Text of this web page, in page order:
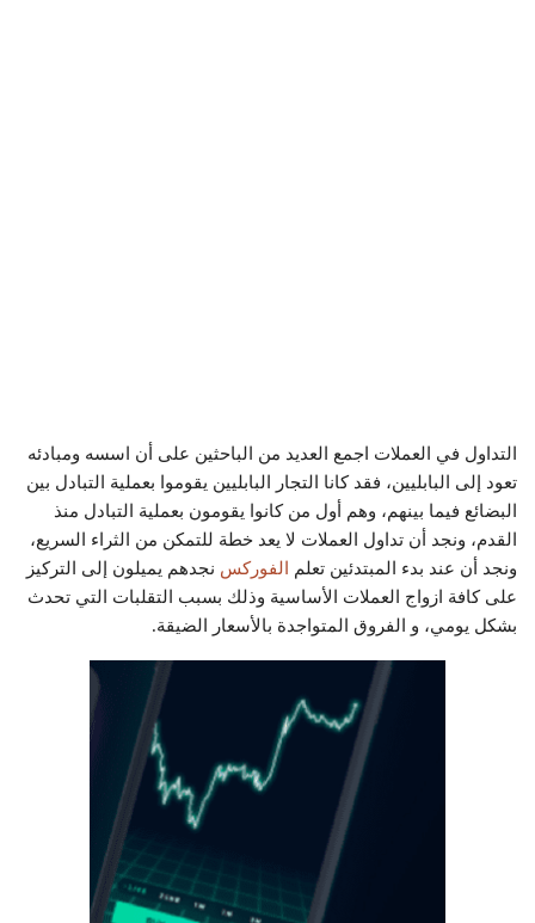
التداول في العملات اجمع العديد من الباحثين على أن اسسه ومبادئه
تعود إلى البابليين، فقد كانا التجار البابليين يقوموا بعملية التبادل بين
البضائع فيما بينهم، وهم أول من كانوا يقومون بعملية التبادل منذ
القدم، ونجد أن تداول العملات لا يعد خطة للتمكن من الثراء السريع،
ونجد أن عند بدء المبتدئين تعلم
الفوركس نجدهم يميلون إلى التركيز
على كافة ازواج العملات الأساسية وذلك بسبب التقلبات التي تحدث
بشكل يومي، و الفروق المتواجدة بالأسعار الضيقة.